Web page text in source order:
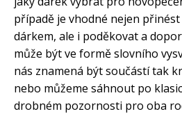
případě je vhodné nejen
dárkem, ale i poděkovat a
může být ve formě slovního
nás znamená být součástí tak
nebo můžeme sáhnout po
drobném pozornosti pro oba